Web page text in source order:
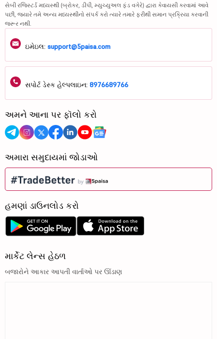
સેબી રજિસ્ટર્ડ મધ્યસ્થી (બ્રોકર, ડીપી, મ્યુચ્યુઅલ ફંડ વગેરે) દ્વારા કેવાયસી કરવામાં આવે
પછી, જ્યારે તમે અન્ય મધ્યસ્થીનો સંપર્ક કરો ત્યારે તમારે ફરીથી સમાન પ્રક્રિયા કરવાની
જરૂર નથી.
ઇમેઇલ: support@5paisa.com
સપોર્ટ ડેસ્ક હેલ્પલાઇન: 8976689766
અમને આના પર ફૉલો કરો
અમારા સમુદાયમાં જોડાઓ
હમણાં ડાઉનલોડ કરો
માર્કેટ લેન્સ હેઠળ
બજારોને આકાર આપતી વાર્તાઓ પર ઊંડાણ